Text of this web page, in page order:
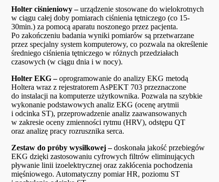
Holter ciśnieniowy –urządzenie stosowane do wielokrotnych
w ciągu całej doby pomiarach ciśnienia tętniczego (co 15-
30min.) za pomocą aparatu noszonego przez pacjenta.
Po zakończeniu badania wyniki pomiarów są przetwarzane
przez specjalny system komputerowy, co pozwala na określenie
średniego ciśnienia tętniczego w różnych przedziałach
czasowych (w ciągu dnia i w nocy).
Holter EKG –oprogramowanie do analizy EKG metodą
Holtera wraz z rejestratorem AsPEKT 703 przeznaczone
do instalacji na komputerze użytkownika. Pozwala na szybkie
wykonanie podstawowych analiz EKG (ocenę arytmii
i odcinka ST), przeprowadzenie analiz zaawansowanych
w zakresie oceny zmienności rytmu (HRV), odstępu QT
oraz analizę pracy rozrusznika serca.
Zestaw do próby wysiłkowej –doskonała jakość przebiegów
EKG dzięki zastosowaniu cyfrowych filtrów eliminujących
pływanie linii izoelektrycznej oraz zakłócenia pochodzenia
mięśniowego. Automatyczny pomiar HR, poziomu ST